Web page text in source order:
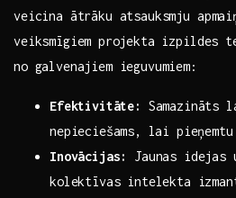
veicina ātrāku atsauksmju
veiksmīgiem ⁣projekta izpildes
no ‌galvenajiem‍ ieguvumiem:
Efektivitāte:
Samazināts⁤
nepieciešams,⁢ lai ‌pieņemtu
Inovācijas:
Jaunas idejas
kolektīvas intelekta